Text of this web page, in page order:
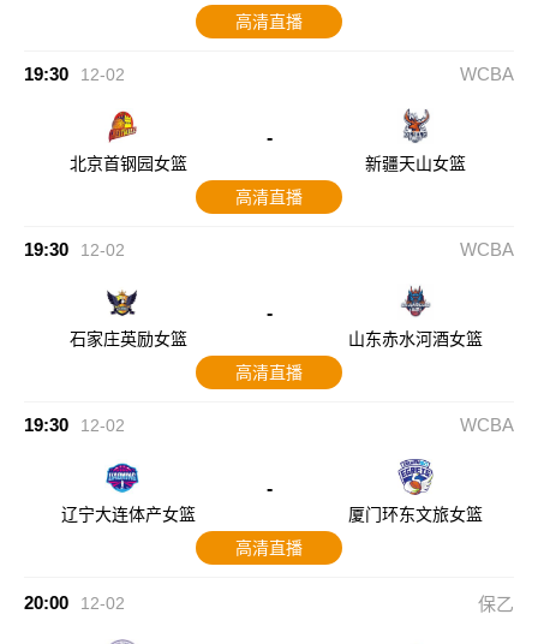
高清直播
19:30 12-02 WCBA
北京首钢园女篮
-
新疆天山女篮
高清直播
19:30 12-02 WCBA
石家庄英励女篮
-
山东赤水河酒女篮
高清直播
19:30 12-02 WCBA
辽宁大连体产女篮
-
厦门环东文旅女篮
高清直播
20:00 12-02 保乙